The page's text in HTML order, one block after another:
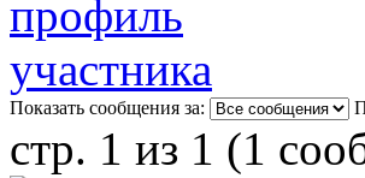
Показать сообщения за:
стр. 1 из 1 (1